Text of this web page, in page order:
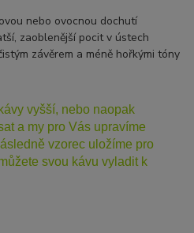
nebo ovocnou dochutí
zaoblenější pocit v ústech
závěrem a méně hořkými tóny
vyšší, nebo naopak
a my pro Vás upravíme
vzorec uložíme pro
svou kávu vyladit k